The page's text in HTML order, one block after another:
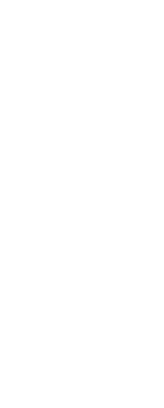
navegación.